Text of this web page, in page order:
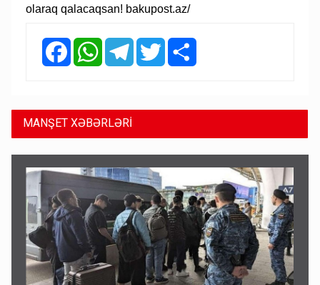
olaraq qalacaqsan! bakupost.az/
FacebookWhatsAppTelegramTwitter
MANŞET XƏBƏRLƏRİ